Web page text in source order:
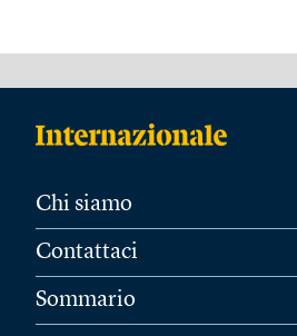
Chi siamo
Contattaci
Sommario